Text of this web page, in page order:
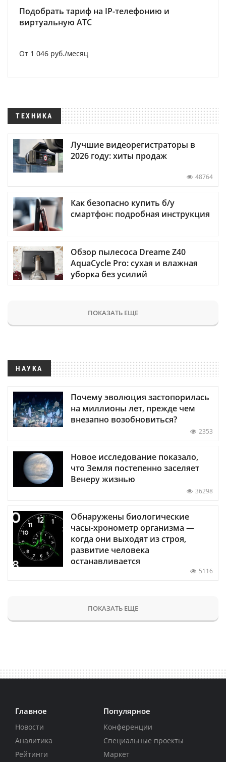
Подобрать тариф на IP-телефонию и
виртуальную АТС
От 1 046 руб./месяц
ТЕХНИКА
Лучшие видеорегистраторы в
2026 году: хиты продаж
48764
Как безопасно купить б/у
смартфон: подробная инструкция
Обзор пылесоса Dreame Z40
AquaCycle Pro: сухая и влажная
уборка без усилий
ПОКАЗАТЬ ЕЩЕ
НАУКА
Почему эволюция застопорилась
на миллионы лет, прежде чем
внезапно возобновиться?
2353
Новое исследование показало,
что Земля постепенно заселяет
Венеру жизнью
36298
Обнаружены биологические
часы-хронометр организма —
когда они выходят из строя,
развитие человека
останавливается
5116
ПОКАЗАТЬ ЕЩЕ
Главное
Новости
Аналитика
Рейтинги
Популярное
Конференции
Специальные проекты
Маркет